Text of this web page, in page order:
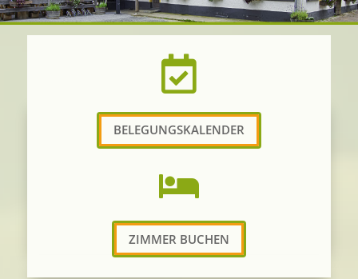

BELEGUNGSKALENDER

ZIMMER BUCHEN